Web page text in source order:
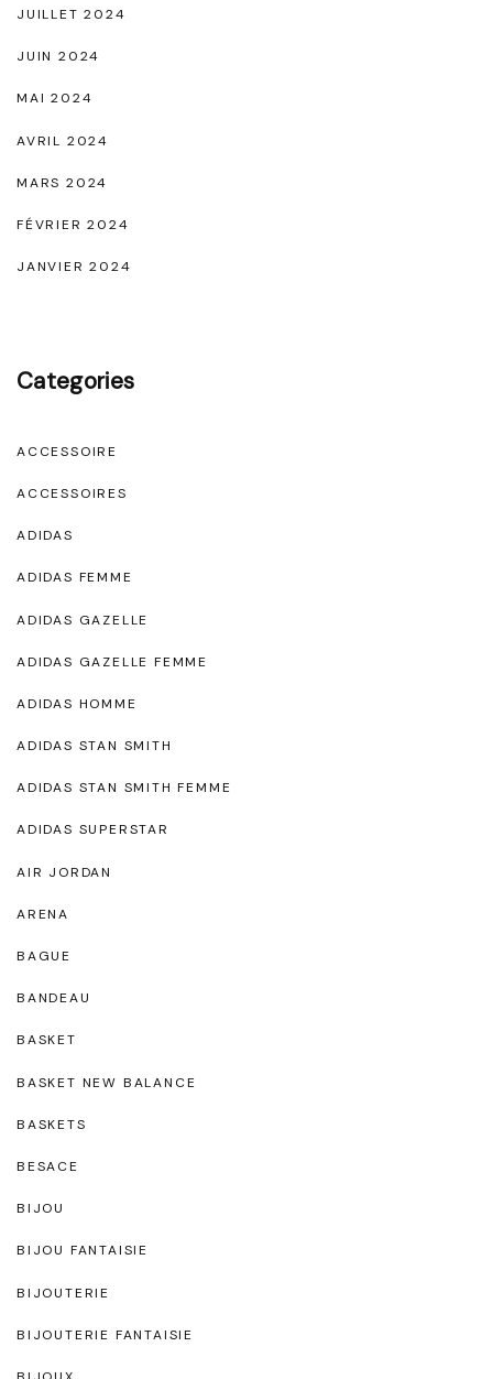
JUILLET 2024
JUIN 2024
MAI 2024
AVRIL 2024
MARS 2024
FÉVRIER 2024
JANVIER 2024
Categories
ACCESSOIRE
ACCESSOIRES
ADIDAS
ADIDAS FEMME
ADIDAS GAZELLE
ADIDAS GAZELLE FEMME
ADIDAS HOMME
ADIDAS STAN SMITH
ADIDAS STAN SMITH FEMME
ADIDAS SUPERSTAR
AIR JORDAN
ARENA
BAGUE
BANDEAU
BASKET
BASKET NEW BALANCE
BASKETS
BESACE
BIJOU
BIJOU FANTAISIE
BIJOUTERIE
BIJOUTERIE FANTAISIE